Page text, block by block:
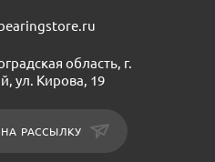
область, г.
ул. Кирова, 19
РАССЫЛКУ